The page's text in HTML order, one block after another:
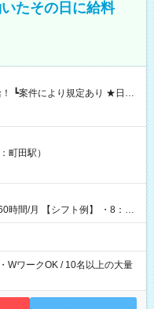
たその日に給料
日に現金GET♪ お仕事後はコ
！ 【試用期間】試
町田駅）
】 ・8：00
WワークOK / 10名以上の大量